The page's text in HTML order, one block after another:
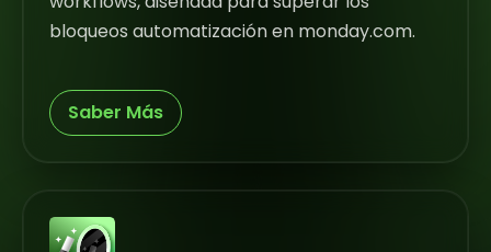
bloqueos automatización en monday.com.
Saber Más